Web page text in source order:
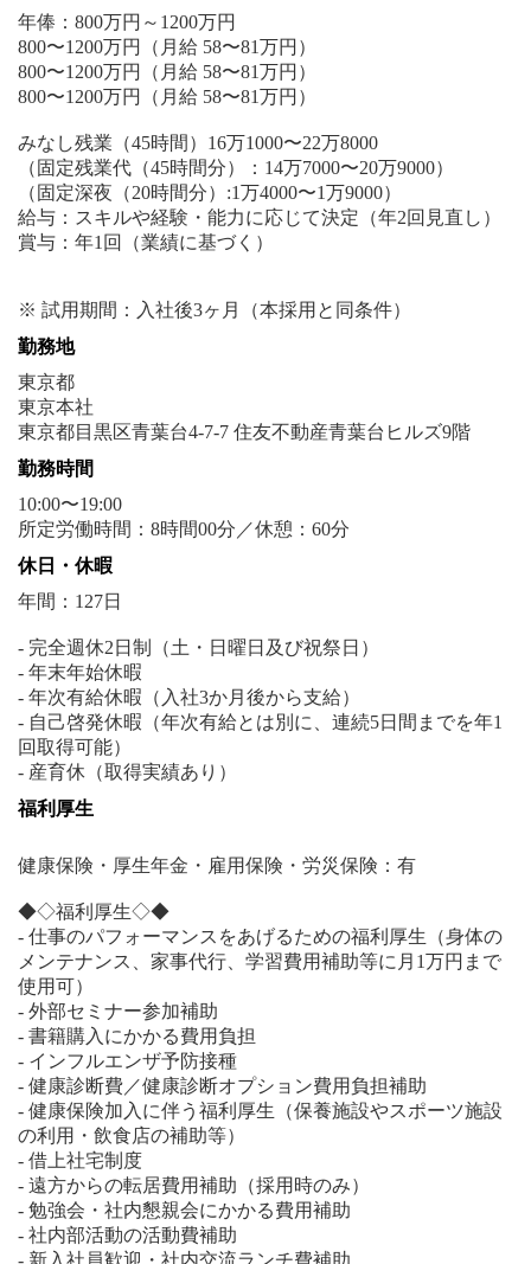
年俸：800万円～1200万円
800〜1200万円（月給 58〜81万円）
800〜1200万円（月給 58〜81万円）
800〜1200万円（月給 58〜81万円）
みなし残業（45時間）16万1000〜22万8000
（固定残業代（45時間分）：14万7000〜20万9000）
（固定深夜（20時間分）:1万4000〜1万9000）
給与：スキルや経験・能力に応じて決定（年2回見直し）
賞与：年1回（業績に基づく）
勤務地
東京都
東京本社
勤務時間
10:00〜19:00
所定労働時間：8時間00分／休憩：60分
休日・休暇
年間：127日
- 完全週休2日制（土・日曜日及び祝祭日）
- 年末年始休暇
- 年次有給休暇（入社3か月後から支給）
- 自己啓発休暇（年次有給とは別に、連続5日間までを年1
回取得可能）
- 産育休（取得実績あり）
福利厚生
健康保険・厚生年金・雇用保険・労災保険：有
◆◇福利厚生◇◆
- 仕事のパフォーマンスをあげるための福利厚生（身体の
メンテナンス、家事代行、学習費用補助等に月1万円まで
使用可）
- 外部セミナー参加補助
- 書籍購入にかかる費用負担
- インフルエンザ予防接種
- 健康診断費／健康診断オプション費用負担補助
- 健康保険加入に伴う福利厚生（保養施設やスポーツ施設
の利用・飲食店の補助等）
- 借上社宅制度
- 遠方からの転居費用補助（採用時のみ）
- 勉強会・社内懇親会にかかる費用補助
- 社内部活動の活動費補助
- 新入社員歓迎・社内交流ランチ費補助